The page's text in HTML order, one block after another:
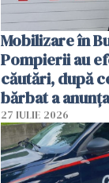
Mobilizare în
Pompierii au
căutări, după
bărbat a
că a văzut un
luminos
27 IULIE 2026